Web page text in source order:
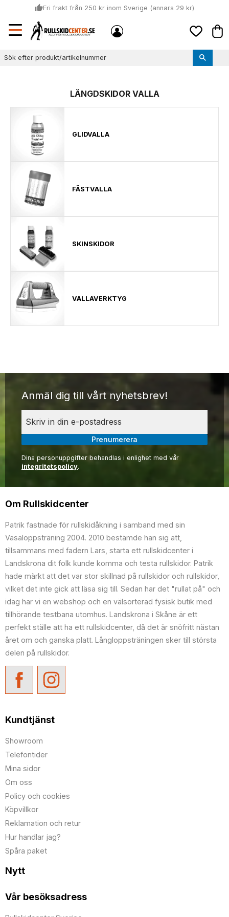
Meny
thumb_upFri frakt från 250 kr inom Sverige (annars 29 kr)
local_shipping
Sommar: Beställ innan kl 11:00 (mån-ons) och vi skickar lagervaror
samma dag
LÄNGDSKIDOR VALLA
GLIDVALLA
FÄSTVALLA
SKINSKIDOR
VALLAVERKTYG
Anmäl dig till vårt nyhetsbrev!
Prenumerera
Dina personuppgifter behandlas i enlighet med vår
integritetspolicy.
Om Rullskidcenter
Patrik fastnade för rullskidåkning i samband med sin
Vasaloppsträning 2004. 2010 bestämde han sig att,
tillsammans med fadern Lars, starta ett rullskidcenter i
Landskrona dit folk kunde komma och testa rullskidor. Patrik
hade märkt att det var stor skillnad på rullskidor och rullskidor,
vilket det inte gick att läsa sig till. Sedan har det "rullat på" och
idag har vi en webshop och en välsorterad fysisk butik med
tillhörande testbana utomhus. Landskrona i Skåne är ett
perfekt ställe att ha ett rullskidcenter, då det är snöfritt nästan
året om och ganska platt. Långloppsträningen sker till största
delen på rullskidor.
Kundtjänst
Showroom
Telefontider
Mina sidor
Om oss
Policy och cookies
Köpvillkor
Reklamation och retur
Hur handlar jag?
Spåra paket
Nytt
Vår besöksadress